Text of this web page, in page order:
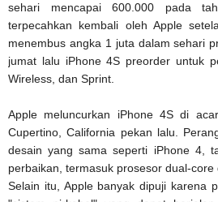
sehari mencapai 600.000 pada
terpecahkan kembali oleh Apple
menembus angka 1 juta dalam sehari
jumat lalu iPhone 4S preorder untuk
Wireless, dan Sprint.
Apple meluncurkan iPhone 4S di
Cupertino, California pekan lalu.
desain yang sama seperti iPhone 4,
perbaikan, termasuk prosesor dual-core
Selain itu, Apple banyak dipuji karena